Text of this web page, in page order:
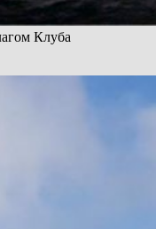
Клуба